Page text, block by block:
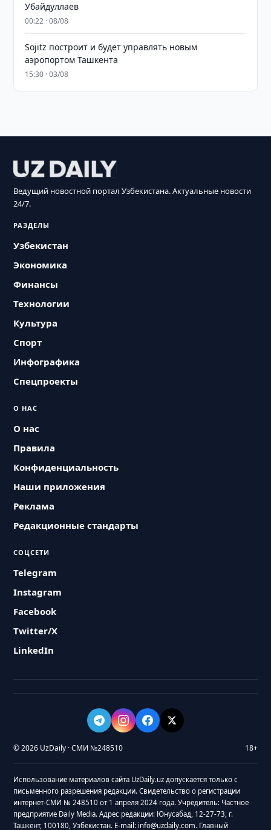
Убайдуллаев
00:22 · 08/08
Sojitz построит и будет управлять новым
аэропортом Ташкента
15:30 · 03/08
Ведущий новостной портал Узбекистана. Актуальные новости
24/7.
РАЗДЕЛЫ
Узбекистан
Экономика
Финансы
Технологии
Культура
Спорт
Инфографика
Спецпроекты
О НАС
О нас
Правила
Конфиденциальность
Наши приложения
Реклама
Редакционные стандарты
СОЦСЕТИ
Telegram
Instagram
Facebook
Twitter/X
LinkedIn
© 2026 UzDaily · СМИ №248510 18+
Использование материалов сайта UzDaily.uz допускается только с
письменного разрешения редакции. Свидетельство о регистрации
интернет-СМИ № 248510 от 1 апреля 2024 года. Учредитель: Частное
предприятие Daily Media. Адрес редакции: Юнусабад, 12-27-73, г.
Ташкент, 100180, Узбекистан. E-mail: info@uzdaily.com. Главный